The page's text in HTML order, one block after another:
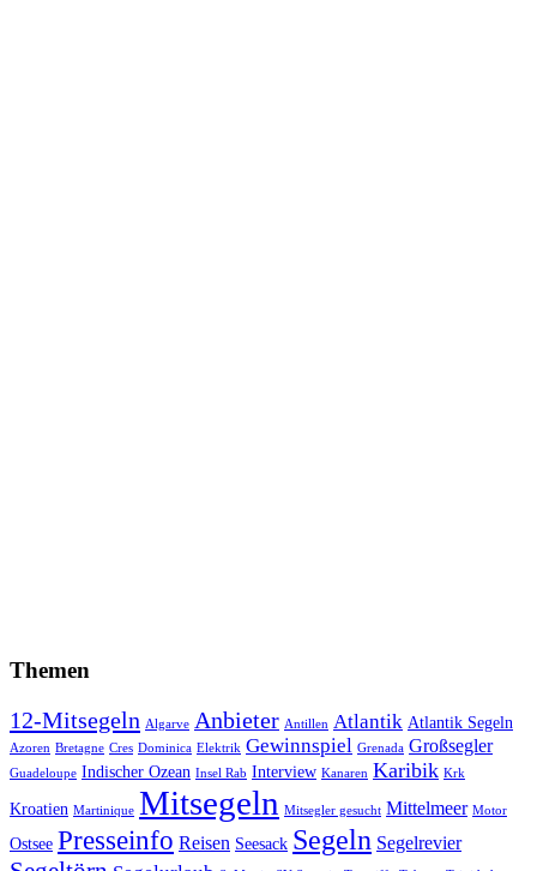
Themen
12-Mitsegeln Algarve Anbieter Antillen Atlantik Atlantik Segeln
Azoren Bretagne Cres Dominica Elektrik Gewinnspiel Grenada Großsegler
Guadeloupe Indischer Ozean Insel Rab Interview Kanaren Karibik Krk
Kroatien Martinique Mitsegeln Mitsegler gesucht Mittelmeer Motor
Ostsee Presseinfo Reisen Seesack Segeln Segelrevier